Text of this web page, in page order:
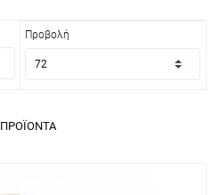
Προβολή
ΠΡΟΪΌΝΤΑ